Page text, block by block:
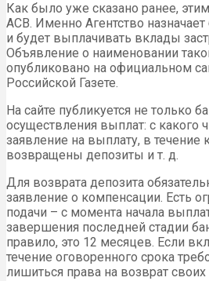
Как было уже сказано ранее,
АСВ. Именно Агентство назначает
и будет выплачивать вклады
Объявление о наименовании
опубликовано на официальном
Российской Газете.
На сайте публикуется не только
осуществления выплат: с какого
заявление на выплату, в течение
возвращены депозиты и т. д.
Для возврата депозита
заявление о компенсации. Есть
подачи – с момента начала
завершения последней стадии
правило, это 12 месяцев. Если
течение оговоренного срока
лишиться права на возврат своих